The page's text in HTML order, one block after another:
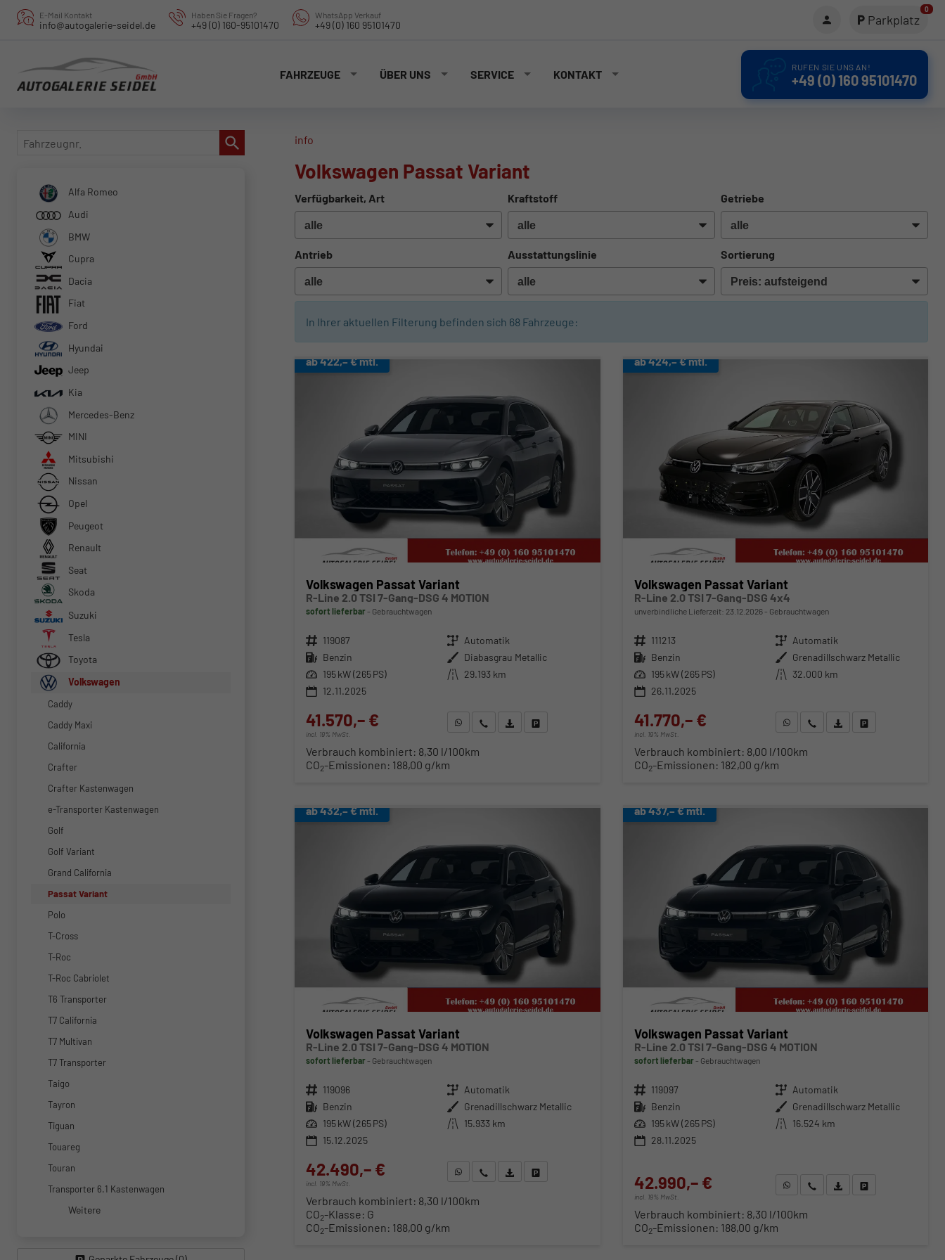
E-Mail Kontakt
info@autogalerie-seidel.de
Haben Sie Fragen?
+49 (0) 160-95101470
WhatsApp Verkauf
+49 (0) 160 95101470 Parkplatz
0
FAHRZEUGE ÜBER UNS SERVICE KONTAKT
RUFEN SIE UNS AN!
+49 (0) 160 95101470
info
Volkswagen Passat Variant
Verfügbarkeit, Art Kraftstoff Getriebe
Antrieb Ausstattungslinie Sortierung
In Ihrer aktuellen Filterung befinden sich 68 Fahrzeuge:
ab 422,– € mtl.
Volkswagen Passat Variant
R-Line 2.0 TSI 7-Gang-DSG 4 MOTION
sofort lieferbar Gebrauchtwagen
Fahrzeugnr. 119087 Getriebe Automatik
Kraftstoff Benzin Außenfarbe Diabasgrau Metallic
Leistung 195 kW (265 PS) Kilometerstand 29.193 km
12.11.2025
41.570,– €
incl. 19% MwSt.
WhatsApp anfragen
Wir rufen Sie anFahrzeugexposé (PDF)
Verbrauch kombiniert: 8,30 l/100km
CO2-Emissionen: 188,00 g/km
ab 424,– € mtl.
Volkswagen Passat Variant
R-Line 2.0 TSI 7-Gang-DSG 4x4
unverbindliche Lieferzeit: 23.12.2026 Gebrauchtwagen
Fahrzeugnr. 111213 Getriebe Automatik
Kraftstoff Benzin Außenfarbe Grenadillschwarz Metallic
Leistung 195 kW (265 PS) Kilometerstand 32.000 km
26.11.2025
41.770,– €
incl. 19% MwSt.
WhatsApp anfragen
Wir rufen Sie anFahrzeugexposé (PDF)
Fahrzeug parken
Verbrauch kombiniert: 8,00 l/100km
CO2-Emissionen: 182,00 g/km
ab 432,– € mtl.
Volkswagen Passat Variant
R-Line 2.0 TSI 7-Gang-DSG 4 MOTION
sofort lieferbar Gebrauchtwagen
Fahrzeugnr. 119096 Getriebe Automatik
Kraftstoff Benzin Außenfarbe Grenadillschwarz Metallic
Leistung 195 kW (265 PS) Kilometerstand 15.933 km
15.12.2025
42.490,– €
incl. 19% MwSt.
WhatsApp anfragen
Wir rufen Sie anFahrzeugexposé (PDF)
Verbrauch kombiniert: 8,30 l/100km
CO2-Klasse: G
CO2-Emissionen: 188,00 g/km
ab 437,– € mtl.
Volkswagen Passat Variant
R-Line 2.0 TSI 7-Gang-DSG 4 MOTION
sofort lieferbar Gebrauchtwagen
Fahrzeugnr. 119097 Getriebe Automatik
Kraftstoff Benzin Außenfarbe Grenadillschwarz Metallic
Leistung 195 kW (265 PS) Kilometerstand 16.524 km
28.11.2025
42.990,– €
incl. 19% MwSt.
WhatsApp anfragen
Wir rufen Sie anFahrzeugexposé (PDF)
Fahrzeug parken
Verbrauch kombiniert: 8,30 l/100km
CO2-Emissionen: 188,00 g/km
Fahrzeugnr.
Alfa Romeo
Audi
BMW
Cupra
Dacia
Fiat
Ford
Hyundai
Jeep
Kia
Mercedes-Benz
MINI
Mitsubishi
Nissan
Opel
Peugeot
Renault
Seat
Skoda
Suzuki
Tesla
Toyota
Volkswagen
Caddy
Caddy Maxi
California
Crafter
Crafter Kastenwagen
e-Transporter Kastenwagen
Golf
Golf Variant
Grand California
Passat Variant
Polo
T-Cross
T-Roc
T-Roc Cabriolet
T6 Transporter
T7 California
T7 Multivan
T7 Transporter
Taigo
Tayron
Tiguan
Touareg
Touran
Transporter 6.1 Kastenwagen
Weitere